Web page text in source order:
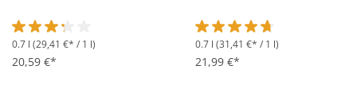
Durchschnittliche Bewertung von 3.2 von 5 Sternen
0.7 l (29,41 €* / 1 l)
20,59 €*
Durchschnittliche
0.7 l (31,41 €* / 1 l)
21,99 €*